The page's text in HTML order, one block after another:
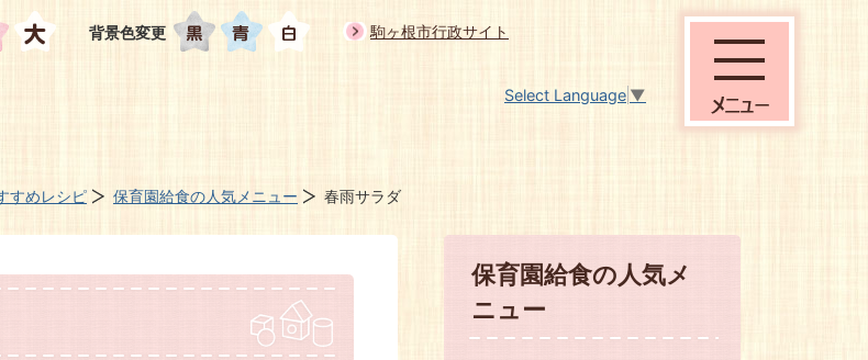
背景色変更 駒ヶ根市行政サイト
Select Language ▼
すめレシピ 保育園給食の人気メニュー 春雨サラダ
保育園給食の人気メ
ニュー